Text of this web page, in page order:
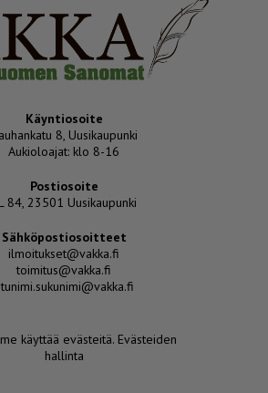
Käyntiosoite
8, Uusikaupunki
Aukioloajat: klo 8-16
Postiosoite
84, 23501 Uusikaupunki
Sähköpostiosoitteet
ilmoitukset@vakka.fi
toimitus@vakka.fi
käyttää evästeitä. Evästeiden
hallinta